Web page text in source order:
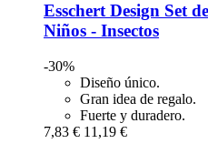
Esschert Design Set
Niños -​ Insectos
-30%
Diseño único.
Gran idea de regalo.
Fuerte y duradero.
7,83 € 11,19 €